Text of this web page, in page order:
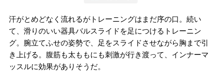
汗がとめどなく流れるがトレーニングはまだ序の口。続い
て、滑りのいい器具バルスライドを足につけるトレーニン
グ。腕立てふせの姿勢で、足をスライドさせながら胸まで引
き上げる。腹筋も太ももにも刺激が行き渡って、インナーマ
ッスルに効果がありそうだ。